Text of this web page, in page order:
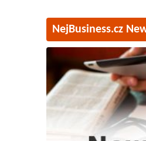
NejBusiness.cz